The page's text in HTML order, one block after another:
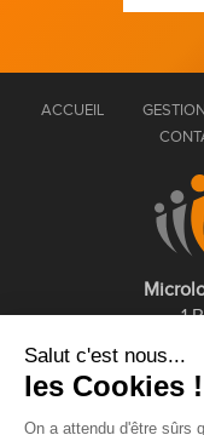
ACCUEIL
1
Salut c'est nous...
les Cookies !
On a attendu d'être sûrs